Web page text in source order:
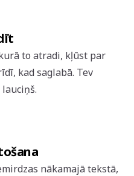
to atradi, kļūst par
kad saglabā. Tev
nākamajā tekstā,